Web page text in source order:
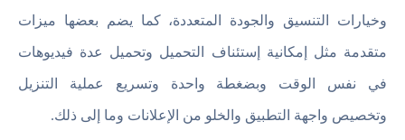
وخيارات التنسيق والجودة المتعددة، كما يضم بعضها ميزات
متقدمة مثل إمكانية إستئناف التحميل وتحميل عدة فيديوهات
في نفس الوقت وبضغطة واحدة وتسريع عملية التنزيل
وتخصيص واجهة التطبيق والخلو من الإعلانات وما إلى ذلك.